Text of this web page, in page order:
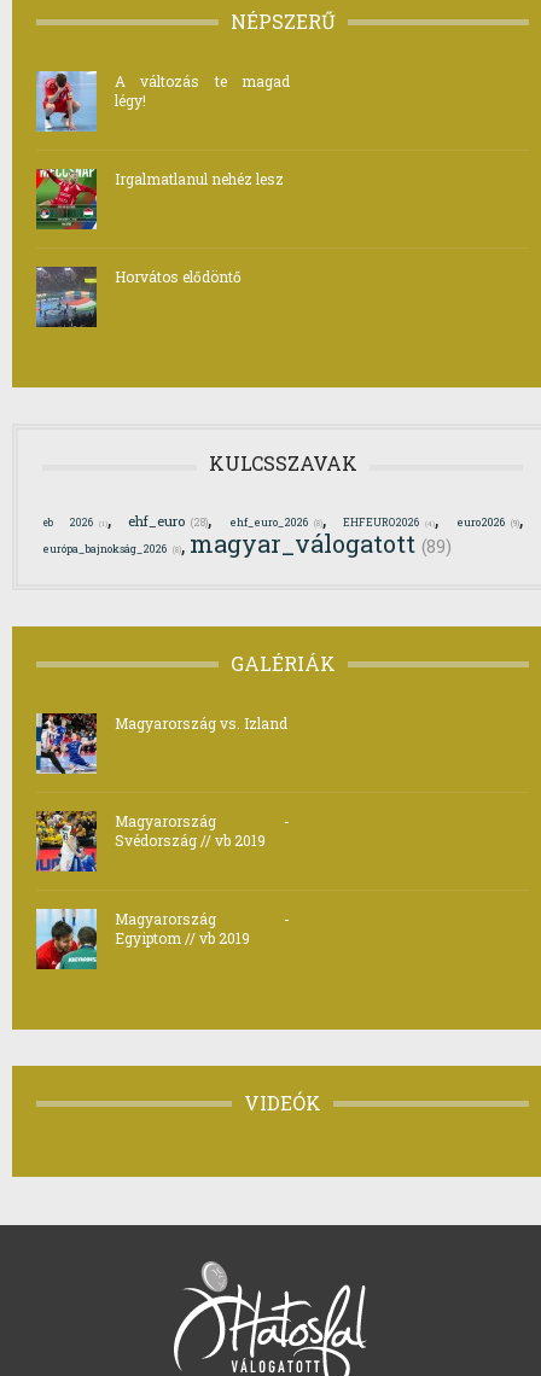
NÉPSZERŰ
A változás te magad
légy!
Irgalmatlanul nehéz lesz
Horvátos elődöntő
KULCSSZAVAK
eb 2026 (1),ehf_euro (28), ehf_euro_2026 (8),EHFEURO2026 (4), euro2026 (9),
európa_bajnokság_2026 (8), magyar_válogatott (89)
GALÉRIÁK
Magyarország vs. Izland
Magyarország -
Svédország // vb 2019
Magyarország -
Egyiptom // vb 2019
VIDEÓK